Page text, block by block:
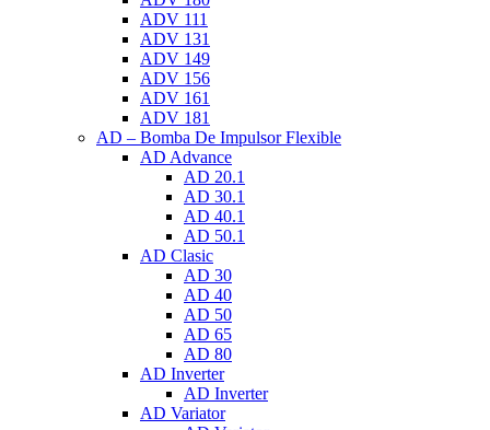
ADV 111
ADV 131
ADV 149
ADV 156
ADV 161
ADV 181
AD – Bomba De Impulsor Flexible
AD Advance
AD 20.1
AD 30.1
AD 40.1
AD 50.1
AD Clasic
AD 30
AD 40
AD 50
AD 65
AD 80
AD Inverter
AD Inverter
AD Variator